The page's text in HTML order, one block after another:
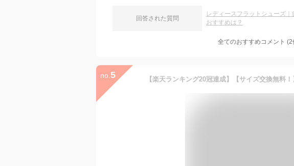
回答された質問
レディースフラットシューズ
おすすめは？
全てのおすすめコメント (2
no. 5